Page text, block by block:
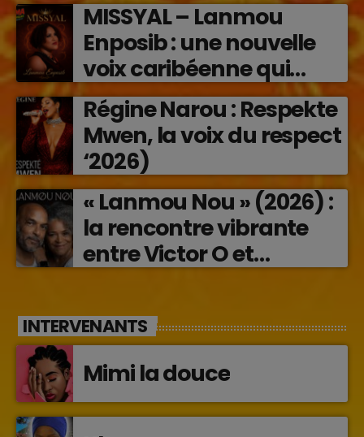
MISSYAL – Lanmou
Enposib : une nouvelle
voix caribéenne qui
transforme les émotions
en musique (2026)
Régine Narou : Respekte
Mwen, la voix du respect
‘2026)
« Lanmou Nou » (2026) :
la rencontre vibrante
entre Victor O et
INTERVENANTS
Mimi la douce